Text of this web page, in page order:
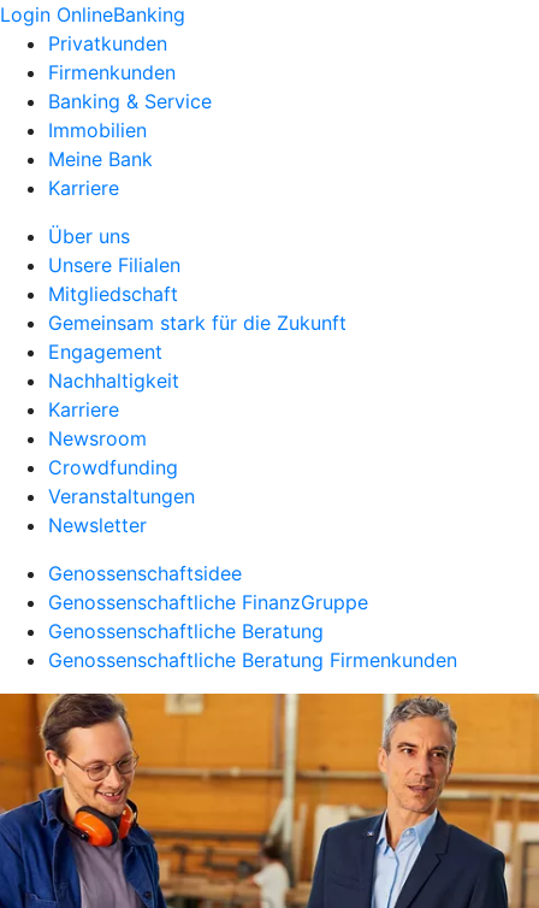
Login OnlineBanking
Privatkunden
Firmenkunden
Banking & Service
Immobilien
Meine Bank
Karriere
Über uns
Unsere Filialen
Mitgliedschaft
Gemeinsam stark für die Zukunft
Engagement
Nachhaltigkeit
Karriere
Newsroom
Crowdfunding
Veranstaltungen
Newsletter
Genossenschaftsidee
Genossenschaftliche FinanzGruppe
Genossenschaftliche Beratung
Genossenschaftliche Beratung Firmenkunden